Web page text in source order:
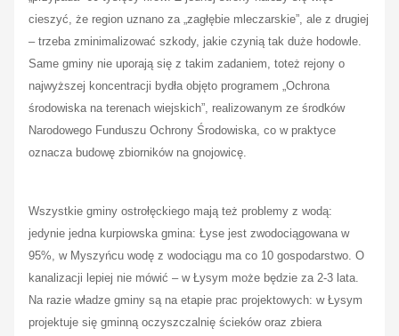
cieszyć, że region uznano za „zagłębie mleczarskie”, ale z drugiej
– trzeba zminimalizować szkody, jakie czynią tak duże hodowle.
Same gminy nie uporają się z takim zadaniem, toteż rejony o
najwyższej koncentracji bydła objęto programem „Ochrona
środowiska na terenach wiejskich”, realizowanym ze środków
Narodowego Funduszu Ochrony Środowiska, co w praktyce
oznacza budowę zbiorników na gnojowicę.
Wszystkie gminy ostrołęckiego mają też problemy z wodą:
jedynie jedna kurpiowska gmina: Łyse jest zwodociągowana w
95%, w Myszyńcu wodę z wodociągu ma co 10 gospodarstwo. O
kanalizacji lepiej nie mówić – w Łysym może będzie za 2-3 lata.
Na razie władze gminy są na etapie prac projektowych: w Łysym
projektuje się gminną oczyszczalnię ścieków oraz zbiera